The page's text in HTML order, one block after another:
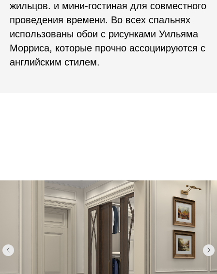
жильцов. и мини-гостиная для совместного
проведения времени. Во всех спальнях
использованы обои с рисунками Уильяма
Морриса, которые прочно ассоциируются с
английским стилем.